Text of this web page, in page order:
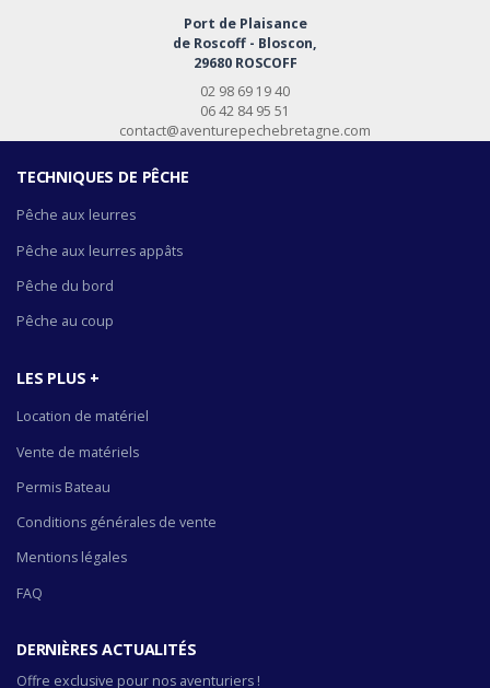
Port de Plaisance
de Roscoff - Bloscon,
29680 ROSCOFF
02 98 69 19 40
06 42 84 95 51
contact@aventurepechebretagne.com
TECHNIQUES DE PÊCHE
Pêche aux leurres
Pêche aux leurres appâts
Pêche du bord
Pêche au coup
LES PLUS +
Location de matériel
Vente de matériels
Permis Bateau
Conditions générales de vente
Mentions légales
FAQ
DERNIÈRES ACTUALITÉS
Offre exclusive pour nos aventuriers !